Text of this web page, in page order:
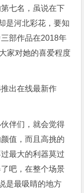
七名，虽说在下
是河北彩花，要知
部作品在2018年
家对她的喜爱程度
伴们，就会觉得
值，而且高挑的
最大的利器莫过
吧，在整个场景
是最吸睛的地方